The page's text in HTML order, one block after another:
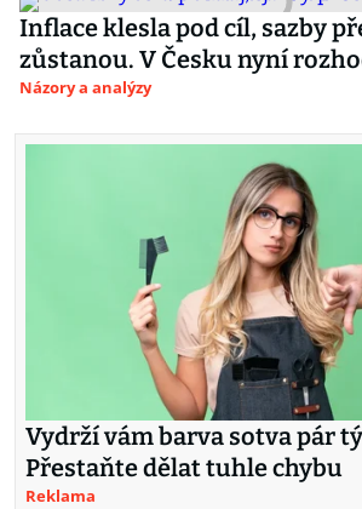
Inflace klesla pod cíl, sazby
zůstanou. V Česku nyní
Názory a analýzy
Vydrží vám barva sotva pár
Přestaňte dělat tuhle chybu
Reklama